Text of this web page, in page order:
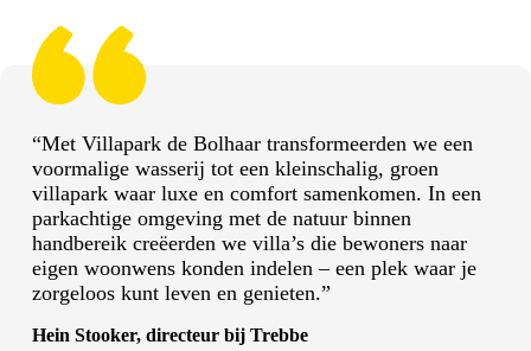
“Met Villapark de Bolhaar transformeerden we een
voormalige wasserij tot een kleinschalig, groen
villapark waar luxe en comfort samenkomen. In een
parkachtige omgeving met de natuur binnen
handbereik creëerden we villa’s die bewoners naar
eigen woonwens konden indelen – een plek waar je
zorgeloos kunt leven en genieten.”
Hein Stooker, directeur bij Trebbe